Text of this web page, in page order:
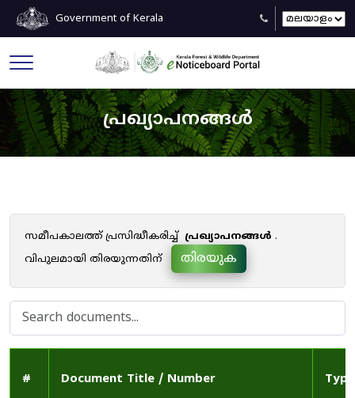
Government of Kerala
പ്രഖ്യാപനങ്ങൾ
സമീപകാലത്ത് പ്രസിദ്ധീകരിച്ച് പ്രഖ്യാപനങ്ങൾ .
വിപുലമായി തിരയുന്നതിന്
തിരയുക
# Document Title / Number Type